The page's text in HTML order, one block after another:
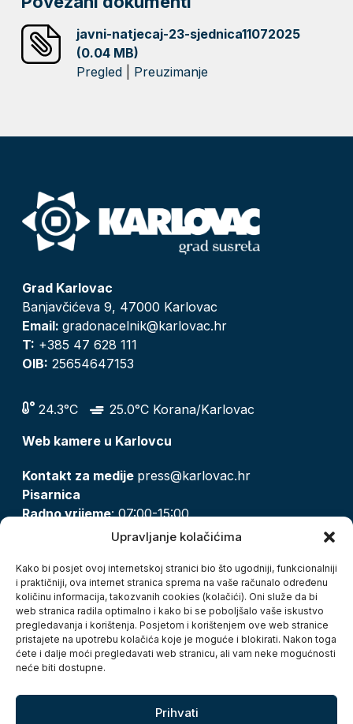
Upravljanje kolačićima
Kako bi posjet ovoj internetskoj stranici bio što ugodniji, funkcionalniji
i praktičniji, ova internet stranica sprema na vaše računalo određenu
količinu informacija, takozvanih cookies (kolačići). Oni služe da bi
web stranica radila optimalno i kako bi se poboljšalo vaše iskustvo
pregledavanja i korištenja. Posjetom i korištenjem ove web stranice
pristajete na upotrebu kolačića koje je moguće i blokirati. Nakon toga
ćete i dalje moći pregledavati web stranicu, ali vam neke mogućnosti
neće biti dostupne.
Prihvati
javni-natjecaj-23-sjednica11072025
(0.04 MB)
Pregled
Preuzimanje
Grad Karlovac
Banjavčićeva 9, 47000 Karlovac
Email: gradonacelnik@karlovac.hr
T: +385 47 628 111
OIB: 25654647153
24.3°C
25.0°C Korana/Karlovac
Web kamere u Karlovcu
Kontakt za medije press@karlovac.hr
Pisarnica
Radno vrijeme: 07:00-15:00
pisarnica@karlovac.hr
Zaštita osobnih podataka
Pristup informacijama
Kolačići
Izjava o pristupačnosti
Turistička zajednica grada Karlovca